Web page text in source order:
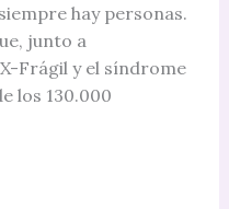
hay personas.
junto a
Frágil y el síndrome
los 130.000